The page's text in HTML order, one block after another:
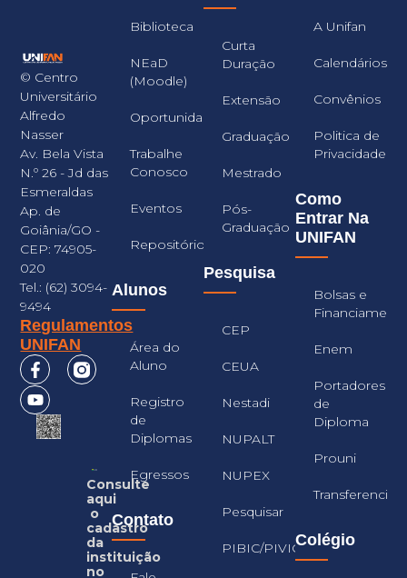
© Centro
Universitário
Alfredo
Nasser
Av. Bela Vista
N.º 26 - Jd das
Esmeraldas
Ap. de
Goiânia/GO -
CEP: 74905-
020
Tel.: (62) 3094-
9494
Regulamentos
UNIFAN
Consulte
aqui
o
cadastro
da
instituição
no
A Unifan
Calendários
Convênios
Politica de
Privacidade
Como
Entrar Na
UNIFAN
Bolsas e
Enem
Portadores
de
Diploma
Prouni
Transferencia
Colégio
Curta
Duração
Extensão
Graduação
Mestrado
Pós-
Graduação
Pesquisa
CEP
CEUA
Nestadi
NUPALT
NUPEX
Pesquisar
PIBIC/PIVIC
Biblioteca
NEaD
(Moodle)
Oportunidades
Trabalhe
Conosco
Eventos
Repositório
Alunos
Área do
Aluno
Registro
de
Diplomas
Egressos
Contato